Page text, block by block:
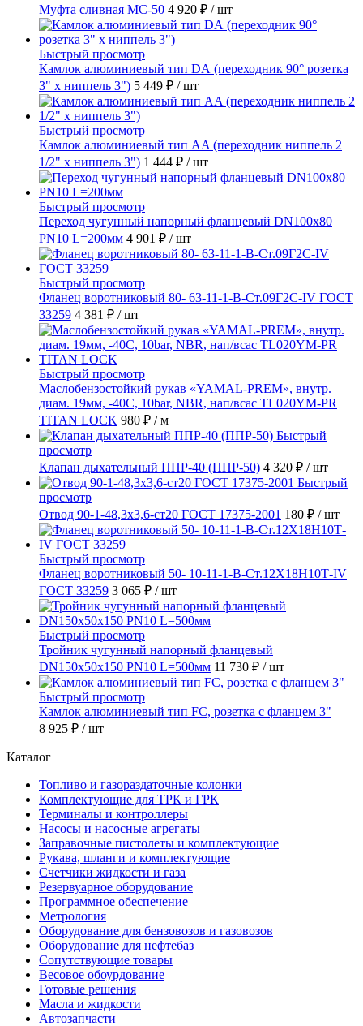
Муфта сливная МС-50 4 920 ₽ / шт
Быстрый просмотр
Камлок алюминиевый тип DА (переходник 90° розетка
3" х ниппель 3") 5 449 ₽ / шт
Быстрый просмотр
Камлок алюминиевый тип AA (переходник ниппель 2
1/2" х ниппель 3") 1 444 ₽ / шт
Быстрый просмотр
Переход чугунный напорный фланцевый DN100х80
PN10 L=200мм 4 901 ₽ / шт
Быстрый просмотр
Фланец воротниковый 80- 63-11-1-B-Ст.09Г2С-IV ГОСТ
33259 4 381 ₽ / шт
Быстрый просмотр
Маслобензостойкий рукав «YAMAL-PREM», внутр.
диам. 19мм, -40C, 10bar, NBR, нап/всас TL020YM-PR
TITAN LOCK 980 ₽ / м
Быстрый
просмотр
Клапан дыхательный ППР-40 (ППР-50) 4 320 ₽ / шт
Быстрый
просмотр
Отвод 90-1-48,3х3,6-ст20 ГОСТ 17375-2001 180 ₽ / шт
Быстрый просмотр
Фланец воротниковый 50- 10-11-1-B-Ст.12Х18Н10Т-IV
ГОСТ 33259 3 065 ₽ / шт
Быстрый просмотр
Тройник чугунный напорный фланцевый
DN150х50х150 PN10 L=500мм 11 730 ₽ / шт
Быстрый просмотр
Камлок алюминиевый тип FC, розетка с фланцем 3"
8 925 ₽ / шт
Каталог
Топливо и газораздаточные колонки
Комплектующие для ТРК и ГРК
Терминалы и контроллеры
Насосы и насосные агрегаты
Заправочные пистолеты и комплектующие
Рукава, шланги и комплектующие
Счетчики жидкости и газа
Резервуарное оборудование
Программное обеспечение
Метрология
Оборудование для бензовозов и газовозов
Оборудование для нефтебаз
Сопутствующие товары
Весовое обоурдование
Готовые решения
Масла и жидкости
Автозапчасти